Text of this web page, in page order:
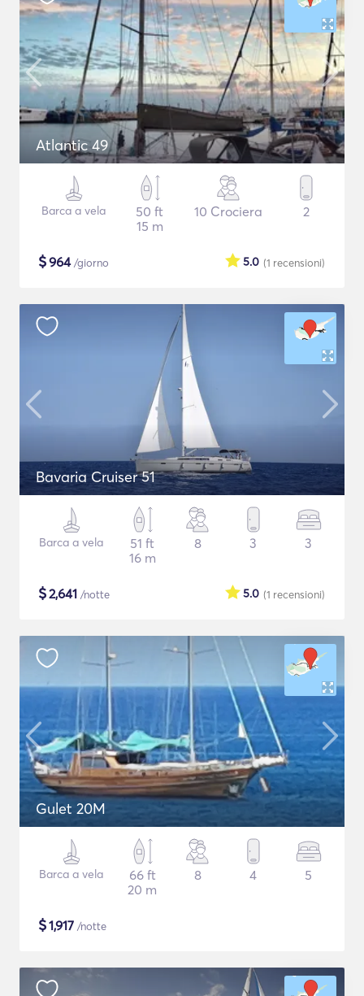
Atlantic 49
Barca a vela
50 ft
15 m
10 Crociera 2
$964/giorno (1 recensioni)
5.0
Bavaria Cruiser 51
Barca a vela
51 ft
16 m
8 3 3
$2,641 /notte (1 recensioni)
5.0
Gulet 20M
Barca a vela
66 ft
20 m
8 4 5
$1,917 /notte